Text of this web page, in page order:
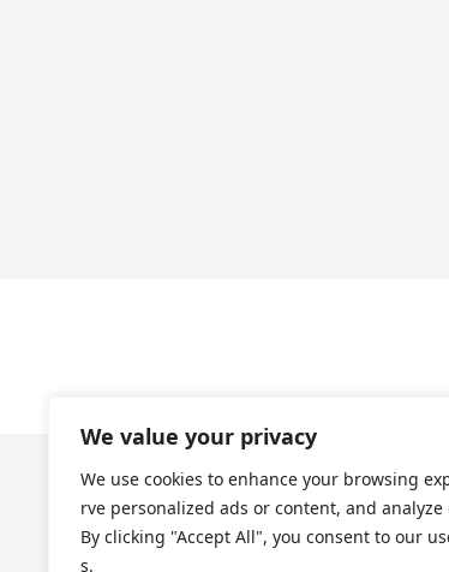
We value your privacy
We use cookies to enhance your browsing
rve personalized ads or content, and
By clicking "Accept All", you consent to our
s.